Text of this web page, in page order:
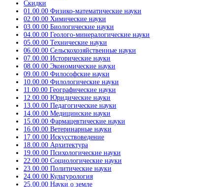
Скидки
01.00.00 Физико-математические науки
02.00.00 Химические науки
03.00.00 Биологические науки
04.00.00 Геолого-минералогические науки
05.00.00 Технические науки
06.00.00 Сельскохозяйственные науки
07.00.00 Исторические науки
08.00.00 Экономические науки
09.00.00 Философские науки
10.00.00 Филологические науки
11.00.00 Географические науки
12.00.00 Юридические науки
13.00.00 Педагогические науки
14.00.00 Медицинские науки
15.00.00 Фармацевтические науки
16.00.00 Ветеринарные науки
17.00.00 Искусствоведение
18.00.00 Архитектура
19.00.00 Психологические науки
22.00.00 Социологические науки
23.00.00 Политические науки
24.00.00 Культурология
25.00.00 Науки о земле